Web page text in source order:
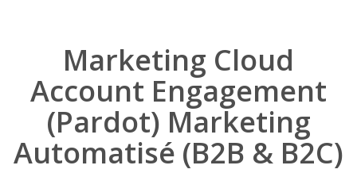
Marketing Cloud
Account Engagement
(Pardot) Marketing
Automatisé (B2B & B2C)